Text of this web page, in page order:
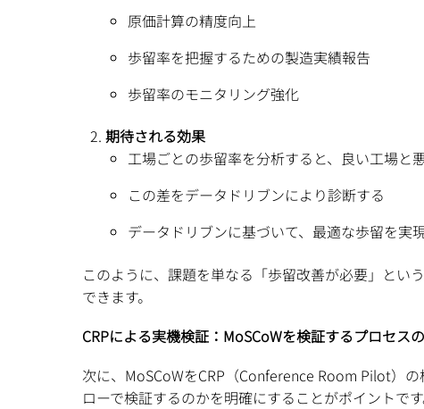
原価計算の精度向上
歩留率を把握するための製造実績報告
歩留率のモニタリング強化
期待される効果
工場ごとの歩留率を分析すると、良い工場と
この差をデータドリブンにより診断する
データドリブンに基づいて、最適な歩留を実
このように、課題を単なる「歩留改善が必要」とい
できます。
CRPによる実機検証：MoSCoWを検証するプロセス
次に、MoSCoWをCRP（Conference Room Pilot）
ローで検証するのかを明確にすることがポイントです